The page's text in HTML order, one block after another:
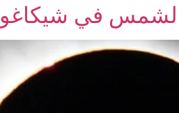
الشمس في شيكاغو